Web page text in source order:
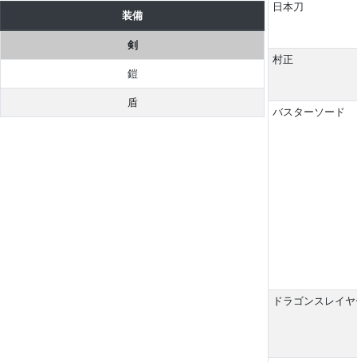
装備
剣
鎧
盾
日本刀
村正
バスターソード
ドラゴンスレイ